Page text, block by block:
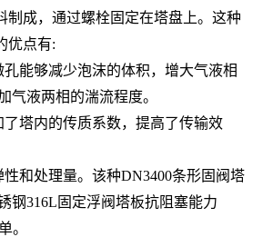
制成，通过螺栓固定在塔盘上。这种
优点有:
孔能够减少泡沫的体积，增大气液相
气液两相的湍流程度。
了塔内的传质系数，提高了传输效
性和处理量。该种DN3400条形固阀塔
钢316L固定浮阀塔板抗阻塞能力
。